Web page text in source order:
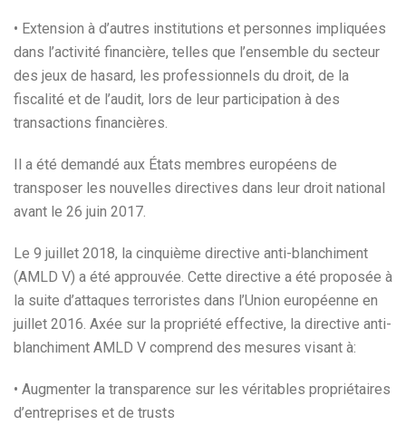
• Extension à d’autres institutions et personnes impliquées
dans l’activité financière, telles que l’ensemble du secteur
des jeux de hasard, les professionnels du droit, de la
fiscalité et de l’audit, lors de leur participation à des
transactions financières.
Il a été demandé aux États membres européens de
transposer les nouvelles directives dans leur droit national
avant le 26 juin 2017.
Le 9 juillet 2018, la cinquième directive anti-blanchiment
(AMLD V) a été approuvée. Cette directive a été proposée à
la suite d’attaques terroristes dans l’Union européenne en
juillet 2016. Axée sur la propriété effective, la directive anti-
blanchiment AMLD V comprend des mesures visant à:
• Augmenter la transparence sur les véritables propriétaires
d’entreprises et de trusts